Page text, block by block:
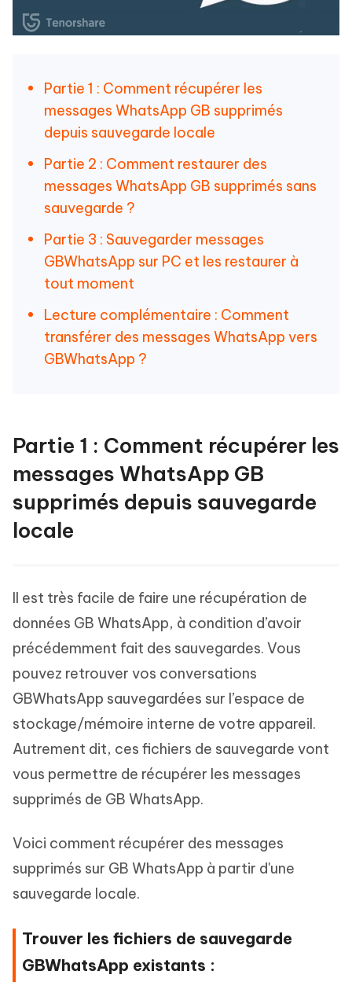
Partie 1 : Comment récupérer les
messages WhatsApp GB supprimés
depuis sauvegarde locale
Partie 2 : Comment restaurer des
messages WhatsApp GB supprimés sans
sauvegarde ?
Partie 3 : Sauvegarder messages
GBWhatsApp sur PC et les restaurer à
tout moment
Lecture complémentaire : Comment
transférer des messages WhatsApp vers
GBWhatsApp ?
Partie 1 : Comment récupérer les
messages WhatsApp GB
supprimés depuis sauvegarde
locale
Il est très facile de faire une récupération de
données GB WhatsApp, à condition d’avoir
précédemment fait des sauvegardes. Vous
pouvez retrouver vos conversations
GBWhatsApp sauvegardées sur l’espace de
stockage/mémoire interne de votre appareil.
Autrement dit, ces fichiers de sauvegarde vont
vous permettre de récupérer les messages
supprimés de GB WhatsApp.
Voici comment récupérer des messages
supprimés sur GB WhatsApp à partir d'une
sauvegarde locale.
Trouver les fichiers de sauvegarde
GBWhatsApp existants :